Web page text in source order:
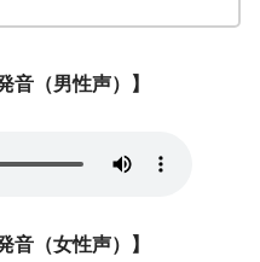
音（男性声）】
音（女性声）】